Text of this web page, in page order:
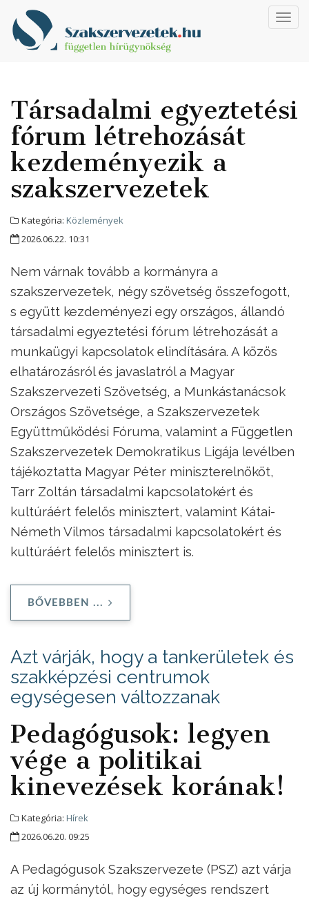
Társadalmi egyeztetési
fórum létrehozását
kezdeményezik a
szakszervezetek
Kategória: Közlemények
2026.06.22. 10:31
Nem várnak tovább a kormányra a
szakszervezetek, négy szövetség összefogott,
s együtt kezdeményezi egy országos, állandó
társadalmi egyeztetési fórum létrehozását a
munkaügyi kapcsolatok elindítására. A közös
elhatározásról és javaslatról a Magyar
Szakszervezeti Szövetség, a Munkástanácsok
Országos Szövetsége, a Szakszervezetek
Együttműködési Fóruma, valamint a Független
Szakszervezetek Demokratikus Ligája levélben
tájékoztatta Magyar Péter miniszterelnököt,
Tarr Zoltán társadalmi kapcsolatokért és
kultúráért felelős minisztert, valamint Kátai-
Németh Vilmos társadalmi kapcsolatokért és
kultúráért felelős minisztert is.
BŐVEBBEN ...
Azt várják, hogy a tankerületek és
szakképzési centrumok
egységesen változzanak
Pedagógusok: legyen
vége a politikai
kinevezések korának!
Kategória: Hírek
2026.06.20. 09:25
A Pedagógusok Szakszervezete (PSZ) azt várja
az új kormánytól, hogy egységes rendszert